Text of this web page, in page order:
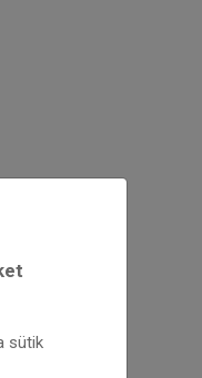
sütik